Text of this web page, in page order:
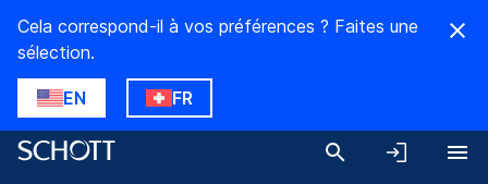
Cela correspond-il à vos préférences ? Faites une
sélection.
EN FR